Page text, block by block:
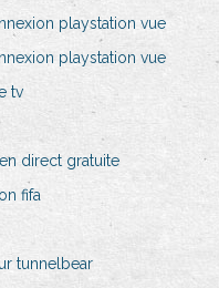
playstation vue
playstation vue
tv
direct gratuite
fifa
tunnelbear